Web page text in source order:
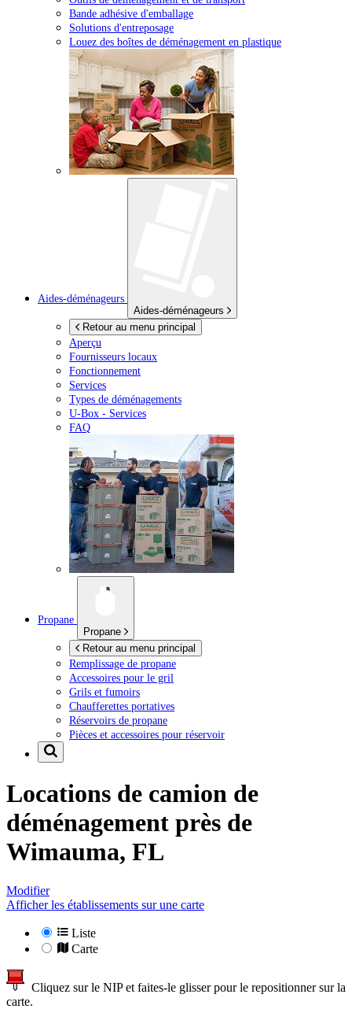
Bande adhésive d'emballage
Solutions d'entreposage
Louez des boîtes de déménagement en plastique
Aides-déménageurs
Aides-déménageurs
Retour au menu principal
Aperçu
Fournisseurs locaux
Fonctionnement
Services
Types de déménagements
U-Box - Services
FAQ
Propane
Propane
Retour au menu principal
Remplissage de propane
Accessoires pour le gril
Grils et fumoirs
Chaufferettes portatives
Réservoirs de propane
Pièces et accessoires pour réservoir
Locations de camion de
déménagement près de
Wimauma, FL
Modifier
Afficher les établissements sur une carte
Liste
Carte
Cliquez sur le NIP et faites-le glisser pour le repositionner sur la
carte.